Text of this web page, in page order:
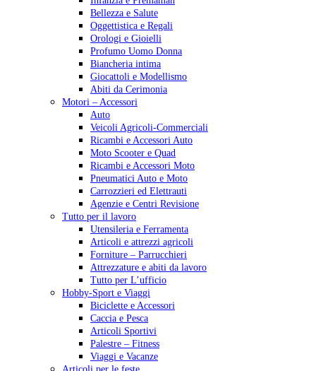
Bellezza e Salute
Oggettistica e Regali
Orologi e Gioielli
Profumo Uomo Donna
Biancheria intima
Giocattoli e Modellismo
Abiti da Cerimonia
Motori – Accessori
Auto
Veicoli Agricoli-Commerciali
Ricambi e Accessori Auto
Moto Scooter e Quad
Ricambi e Accessori Moto
Pneumatici Auto e Moto
Carrozzieri ed Elettrauti
Agenzie e Centri Revisione
Tutto per il lavoro
Utensileria e Ferramenta
Articoli e attrezzi agricoli
Forniture – Parrucchieri
Attrezzature e abiti da lavoro
Tutto per L’ufficio
Hobby-Sport e Viaggi
Biciclette e Accessori
Caccia e Pesca
Articoli Sportivi
Palestre – Fitness
Viaggi e Vacanze